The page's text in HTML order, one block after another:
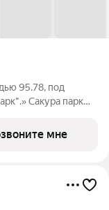
95.78, под
Сакура парк
доступности от
мне